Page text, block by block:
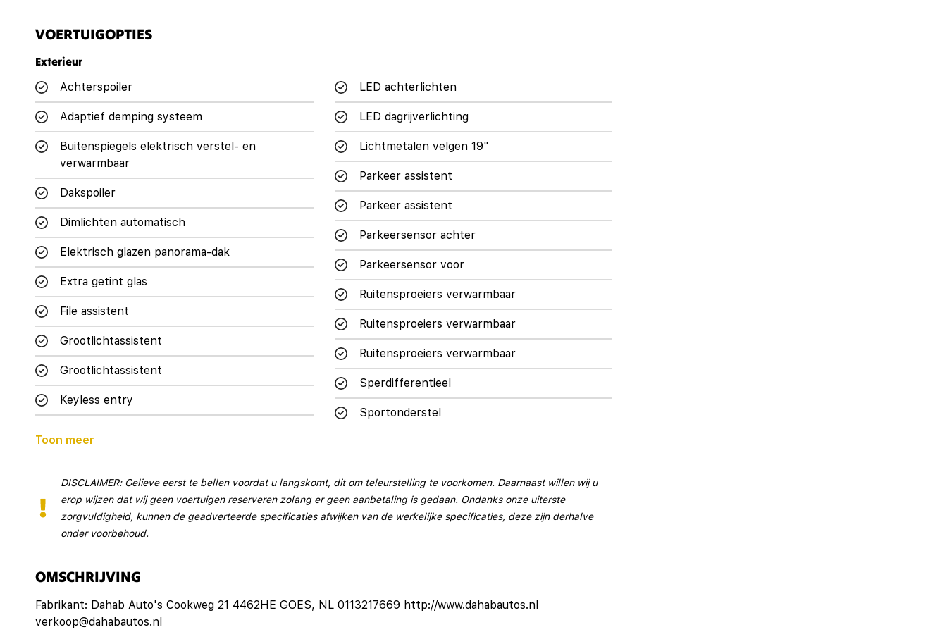
VOERTUIGOPTIES
Exterieur
Achterspoiler
Adaptief demping systeem
Buitenspiegels elektrisch verstel- en
verwarmbaar
Dakspoiler
Dimlichten automatisch
Elektrisch glazen panorama-dak
Extra getint glas
File assistent
Grootlichtassistent
Grootlichtassistent
Keyless entry
LED achterlichten
LED dagrijverlichting
Lichtmetalen velgen 19"
Parkeer assistent
Parkeer assistent
Parkeersensor achter
Parkeersensor voor
Ruitensproeiers verwarmbaar
Ruitensproeiers verwarmbaar
Ruitensproeiers verwarmbaar
Sperdifferentieel
Sportonderstel
Interieur
Airco separaat achter
Armsteun achter
Binnenspiegel automatisch dimmend
Lederen stuurwiel
Lendesteunen (verstelbaar)
Sportstoelen
Toon meer
DISCLAIMER: Gelieve eerst te bellen voordat u langskomt, dit om teleurstelling te voorkomen. Daarnaast willen wij u
erop wijzen dat wij geen voertuigen reserveren zolang er geen aanbetaling is gedaan. Ondanks onze uiterste
zorgvuldigheid, kunnen de geadverteerde specificaties afwijken van de werkelijke specificaties, deze zijn derhalve
onder voorbehoud.
OMSCHRIJVING
Fabrikant: Dahab Auto's Cookweg 21 4462HE GOES, NL 0113217669 http://www.dahabautos.nl
verkoop@dahabautos.nl